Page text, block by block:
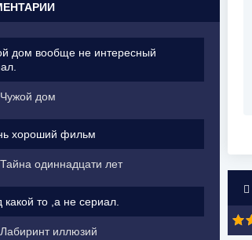
дом вообще не интересный
Чужой дом
хороший фильм
Тайна одиннадцати лет
какой то ,а не сериал.
Лабиринт иллюзий